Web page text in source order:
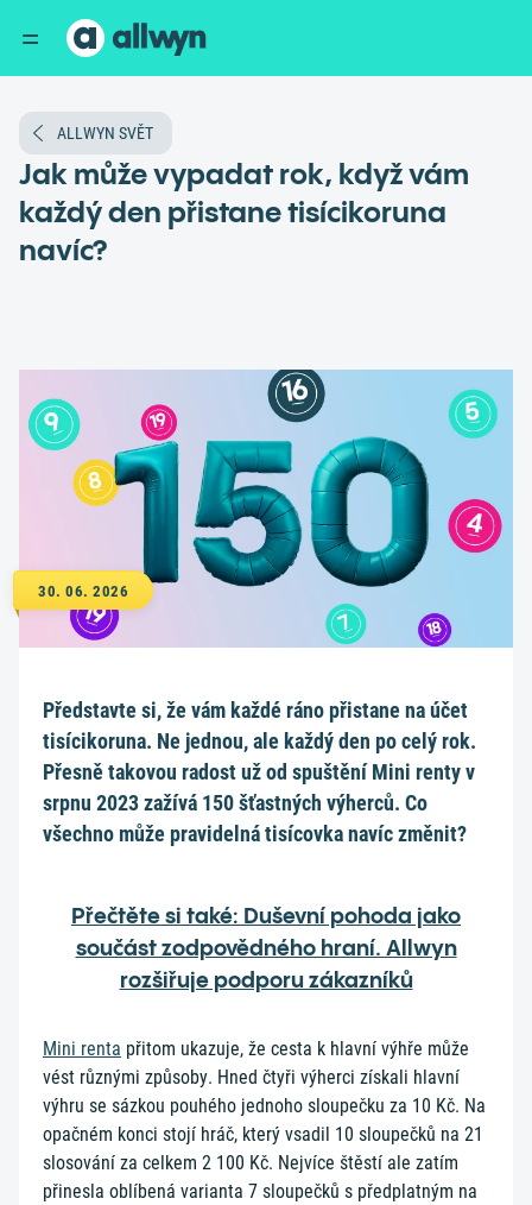
ALLWYN SVĚT
Jak může vypadat rok, když vám
každý den přistane tisícikoruna
navíc?
30. 06. 2026
Představte si, že vám každé ráno přistane na účet
tisícikoruna. Ne jednou, ale každý den po celý rok.
Přesně takovou radost už od spuštění Mini renty v
srpnu 2023 zažívá 150 šťastných výherců. Co
všechno může pravidelná tisícovka navíc změnit?
Přečtěte si také: Duševní pohoda jako
součást zodpovědného hraní. Allwyn
rozšiřuje podporu zákazníků
Mini renta přitom ukazuje, že cesta k hlavní výhře může
vést různými způsoby. Hned čtyři výherci získali hlavní
výhru se sázkou pouhého jednoho sloupečku za 10 Kč. Na
opačném konci stojí hráč, který vsadil 10 sloupečků na 21
slosování za celkem 2 100 Kč. Nejvíce štěstí ale zatím
přinesla oblíbená varianta 7 sloupečků s předplatným na